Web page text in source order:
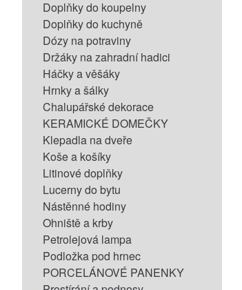
Doplňky do koupelny
Doplňky do kuchyně
Dózy na potraviny
Držáky na zahradní hadici
Háčky a věšáky
Hrnky a šálky
Chalupářské dekorace
KERAMICKÉ DOMEČKY
Klepadla na dveře
Koše a košíky
Litinové doplňky
Lucerny do bytu
Nástěnné hodiny
Ohniště a krby
Petrolejová lampa
Podložka pod hrnec
PORCELÁNOVÉ PANENKY